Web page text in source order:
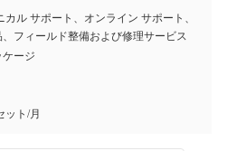
カル サポート、オンライン サポート、
フィールド整備および修理サービス
ージ
ット/月